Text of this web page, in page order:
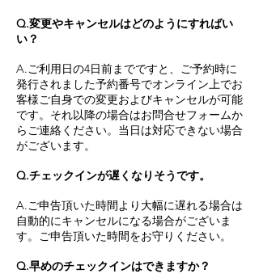
Q.変更やキャンセルはどのようにすればい
い？
A.ご利用日の4日前までですと、ご予約時に
発行されました予約番号でオンライン上でお
客様ご自身での変更およびキャンセルが可能
です。それ以降の場合はお問合せフォームか
らご連絡ください。当日は対応できない場合
がございます。
Q.チェックインが遅くなりそうです。
A.ご申告頂いた時間より大幅に遅れる場合は
自動的にキャンセルになる場合がございま
す。ご申告頂いた時間をお守りください。
Q.早めのチェックインはできますか？